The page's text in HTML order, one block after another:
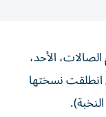
الأحد،
انطلقت نسختها